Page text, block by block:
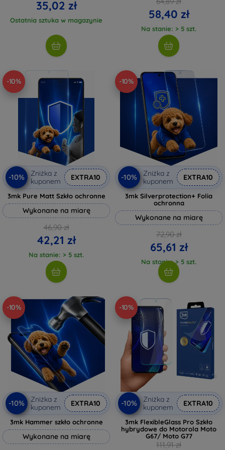
35,02 zł
Ostatnia sztuka w magazynie 58,40 zł
Na stanie: > 5 szt.
-10%
-10%
Zniżka z
kuponem
EXTRA10
3mk Pure Matt Szkło ochronne
Wykonane na miarę
46,90 zł
42,21 zł
Na stanie: > 5 szt.
-10%
-10%
Zniżka z
kuponem
EXTRA10
3mk Silverprotection+ Folia
ochronna
Wykonane na miarę
72,90 zł
65,61 zł
Na stanie: > 5 szt.
-10%
-10%
Zniżka z
kuponem
EXTRA10
3mk Hammer szkło ochronne
Wykonane na miarę
-10%
-10%
Zniżka z
kuponem
EXTRA10
3mk FlexibleGlass Pro Szkło
hybrydowe do Motorola Moto
G67/ Moto G77
111,91 zł